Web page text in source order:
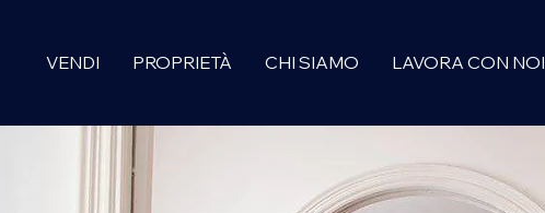
VENDI PROPRIETÀ CHI SIAMO LAVORA CON NOI